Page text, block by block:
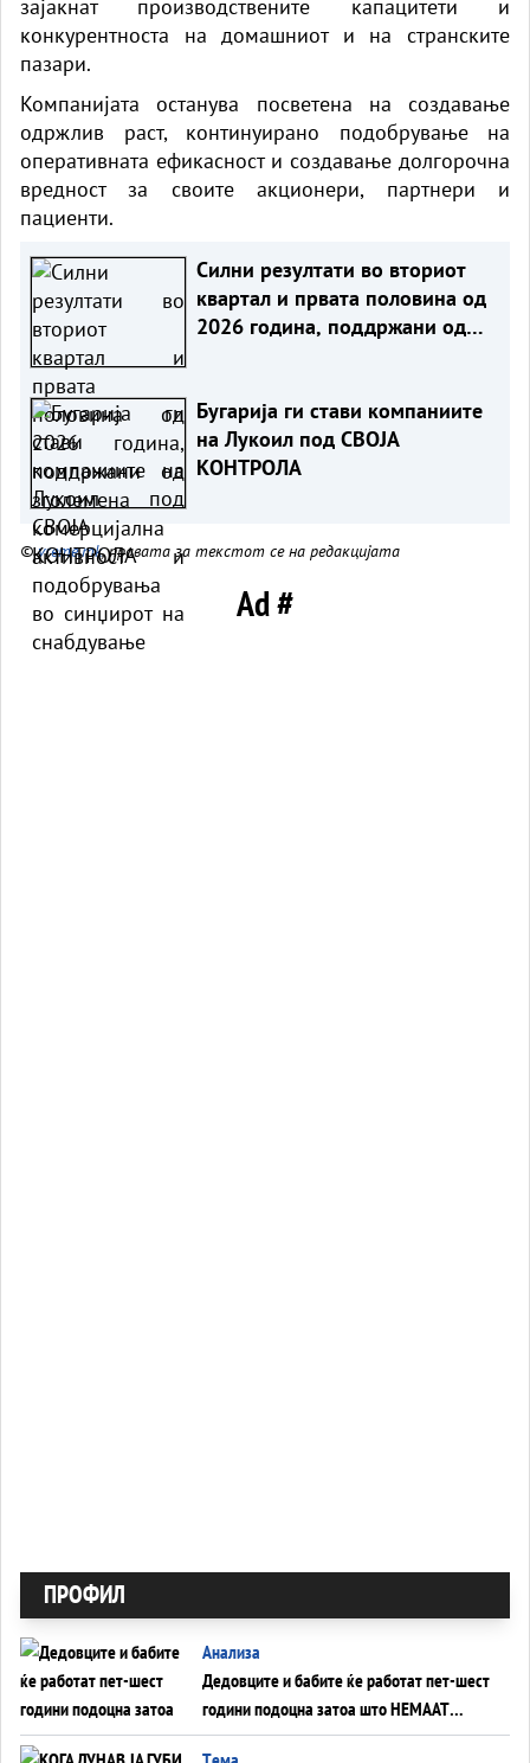
зајакнат производствените капацитети и
конкурентноста на домашниот и на странските
пазари.
Компанијата останува посветена на создавање
одржлив раст, континуирано подобрување на
оперативната ефикасност и создавање долгорочна
вредност за своите акционери, партнери и
пациенти.
Силни резултати во вториот
квартал и првата половина од
2026 година, поддржани од
синџирот на снабдување
Бугарија ги стави компаниите
на Лукоил под СВОЈА
КОНТРОЛА
©vreme.mk, правата за текстот се на редакцијата
Ad #
ПРОФИЛ
Анализа
Дедовците и бабите ќе работат пет-шест
години подоцна затоа што НЕМААТ
ВНУЦИ ДА ГИ ЗАМЕНАТ